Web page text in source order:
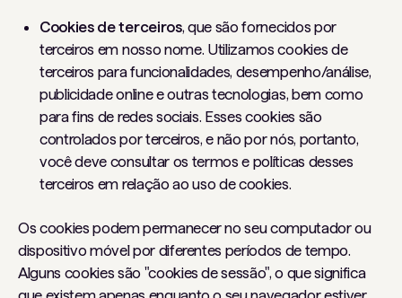
Cookies de terceiros,que são fornecidos por
terceiros em nosso nome. Utilizamos cookies de
terceiros para funcionalidades, desempenho/análise,
publicidade online e outras tecnologias, bem como
para fins de redes sociais. Esses cookies são
controlados por terceiros, e não por nós, portanto,
você deve consultar os termos e políticas desses
terceiros em relação ao uso de cookies.
Os cookies podem permanecer no seu computador ou
dispositivo móvel por diferentes períodos de tempo.
Alguns cookies são "cookies de sessão", o que significa